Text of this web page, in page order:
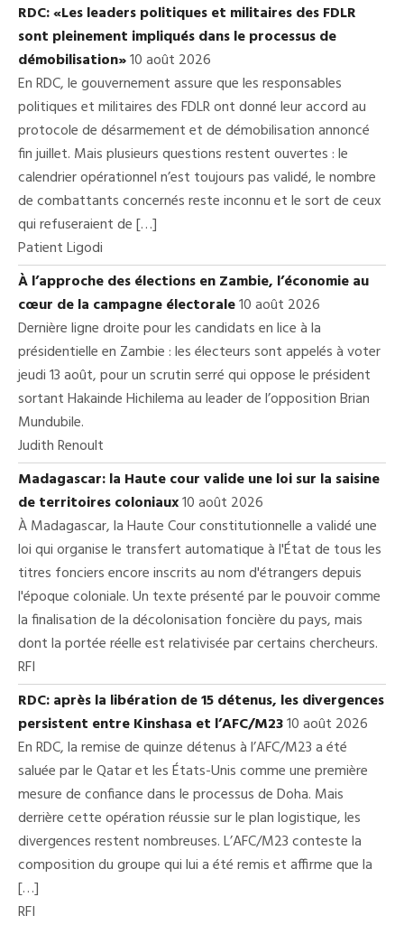
RDC: «Les leaders politiques et militaires des FDLR
sont pleinement impliqués dans le processus de
démobilisation»10 août 2026
En RDC, le gouvernement assure que les responsables
politiques et militaires des FDLR ont donné leur accord au
protocole de désarmement et de démobilisation annoncé
fin juillet. Mais plusieurs questions restent ouvertes : le
calendrier opérationnel n’est toujours pas validé, le nombre
de combattants concernés reste inconnu et le sort de ceux
qui refuseraient de […]
Patient Ligodi
À l’approche des élections en Zambie, l’économie au
cœur de la campagne électorale10 août 2026
Dernière ligne droite pour les candidats en lice à la
présidentielle en Zambie : les électeurs sont appelés à voter
jeudi 13 août, pour un scrutin serré qui oppose le président
sortant Hakainde Hichilema au leader de l’opposition Brian
Mundubile.
Judith Renoult
Madagascar: la Haute cour valide une loi sur la saisine
de territoires coloniaux10 août 2026
À Madagascar, la Haute Cour constitutionnelle a validé une
loi qui organise le transfert automatique à l'État de tous les
titres fonciers encore inscrits au nom d'étrangers depuis
l'époque coloniale. Un texte présenté par le pouvoir comme
la finalisation de la décolonisation foncière du pays, mais
dont la portée réelle est relativisée par certains chercheurs.
RFI
RDC: après la libération de 15 détenus, les divergences
persistent entre Kinshasa et l’AFC/M2310 août 2026
En RDC, la remise de quinze détenus à l’AFC/M23 a été
saluée par le Qatar et les États-Unis comme une première
mesure de confiance dans le processus de Doha. Mais
derrière cette opération réussie sur le plan logistique, les
divergences restent nombreuses. L’AFC/M23 conteste la
composition du groupe qui lui a été remis et affirme que la
[…]
RFI